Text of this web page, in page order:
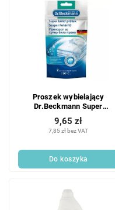
Proszek wybielający
Dr.Beckmann Super
Whitening Powder 80 g (2PD)
7,85 zł bez VAT
9,65 zł
Do koszyka